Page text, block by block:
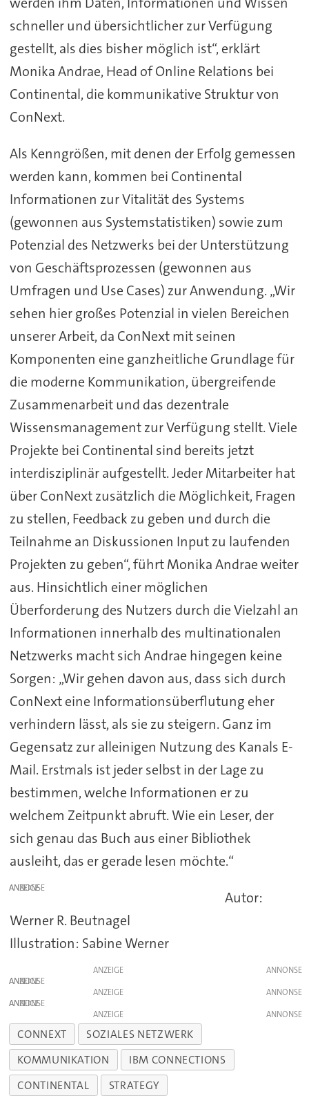
schneller und übersichtlicher zur Verfügung
gestellt, als dies bisher möglich ist“, erklärt
Monika Andrae, Head of Online Relations bei
Continental, die kommunikative Struktur von
ConNext.
Als Kenngrößen, mit denen der Erfolg gemessen
werden kann, kommen bei Continental
Informationen zur Vitalität des Systems
(gewonnen aus Systemstatistiken) sowie zum
Potenzial des Netzwerks bei der Unterstützung
von Geschäftsprozessen (gewonnen aus
Umfragen und Use Cases) zur Anwendung. „Wir
sehen hier großes Potenzial in vielen Bereichen
unserer Arbeit, da ConNext mit seinen
Komponenten eine ganzheitliche Grundlage für
die moderne Kommunikation, übergreifende
Zusammenarbeit und das dezentrale
Wissensmanagement zur Verfügung stellt. Viele
Projekte bei Continental sind bereits jetzt
interdisziplinär aufgestellt. Jeder Mitarbeiter hat
über ConNext zusätzlich die Möglichkeit, Fragen
zu stellen, Feedback zu geben und durch die
Teilnahme an Diskussionen Input zu laufenden
Projekten zu geben“, führt Monika Andrae weiter
aus. Hinsichtlich einer möglichen
Überforderung des Nutzers durch die Vielzahl an
Informationen innerhalb des multinationalen
Netzwerks macht sich Andrae hingegen keine
Sorgen: „Wir gehen davon aus, dass sich durch
ConNext eine Informationsüberflutung eher
verhindern lässt, als sie zu steigern. Ganz im
Gegensatz zur alleinigen Nutzung des Kanals E-
Mail. Erstmals ist jeder selbst in der Lage zu
bestimmen, welche Informationen er zu
welchem Zeitpunkt abruft. Wie ein Leser, der
sich genau das Buch aus einer Bibliothek
ausleiht, das er gerade lesen möchte.“
ANZEIGE
Autor:
Werner R. Beutnagel
Illustration: Sabine Werner
ANZEIGE
ANZEIGE
ANZEIGE
ANZEIGE
ANZEIGE
CONNEXT
SOZIALES NETZWERK
KOMMUNIKATION
IBM CONNECTIONS
CONTINENTAL
STRATEGY